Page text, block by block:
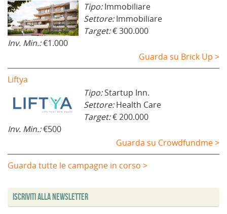
Tipo:Immobiliare
Settore:Immobiliare
Target:€ 300.000
Inv. Min.:€1.000
Guarda su Brick Up >
Liftya
Tipo:Startup Inn.
Settore:Health Care
Target:€ 200.000
Inv. Min.:€500
Guarda su Crowdfundme >
Guarda tutte le campagne in corso >
Iscriviti alla Newsletter